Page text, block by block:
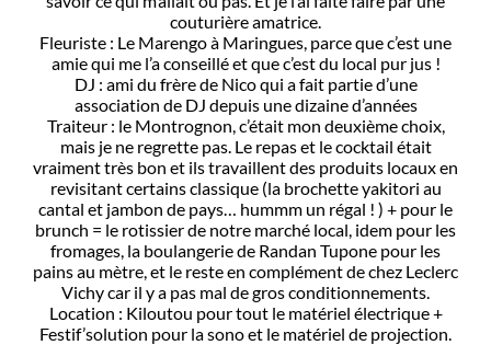
couturière amatrice.
Fleuriste : Le Marengo à Maringues, parce que c’est une
amie qui me l’a conseillé et que c’est du local pur jus !
DJ : ami du frère de Nico qui a fait partie d’une
association de DJ depuis une dizaine d’années
Traiteur : le Montrognon, c’était mon deuxième choix,
mais je ne regrette pas. Le repas et le cocktail était
vraiment très bon et ils travaillent des produits locaux en
revisitant certains classique (la brochette yakitori au
cantal et jambon de pays… hummm un régal ! ) + pour le
brunch = le rotissier de notre marché local, idem pour les
fromages, la boulangerie de Randan Tupone pour les
pains au mètre, et le reste en complément de chez Leclerc
Vichy car il y a pas mal de gros conditionnements.
Location : Kiloutou pour tout le matériel électrique +
Festif’solution pour la sono et le matériel de projection.